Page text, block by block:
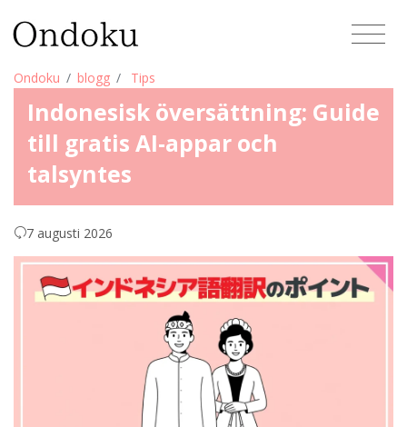
Ondoku blogg Tips
Indonesisk översättning: Guide
till gratis AI-appar och
talsyntes
7 augusti 2026